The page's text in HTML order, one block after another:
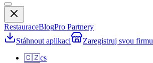
RestauraceBlogPro Partnery
Stáhnout aplikaci
Zaregistruj svou firmu
🇨🇿cs